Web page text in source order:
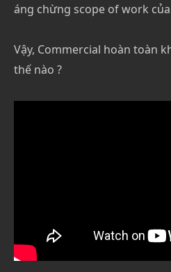
áng chừng scope of work
Vậy, Commercial hoàn toàn
thế nào ?